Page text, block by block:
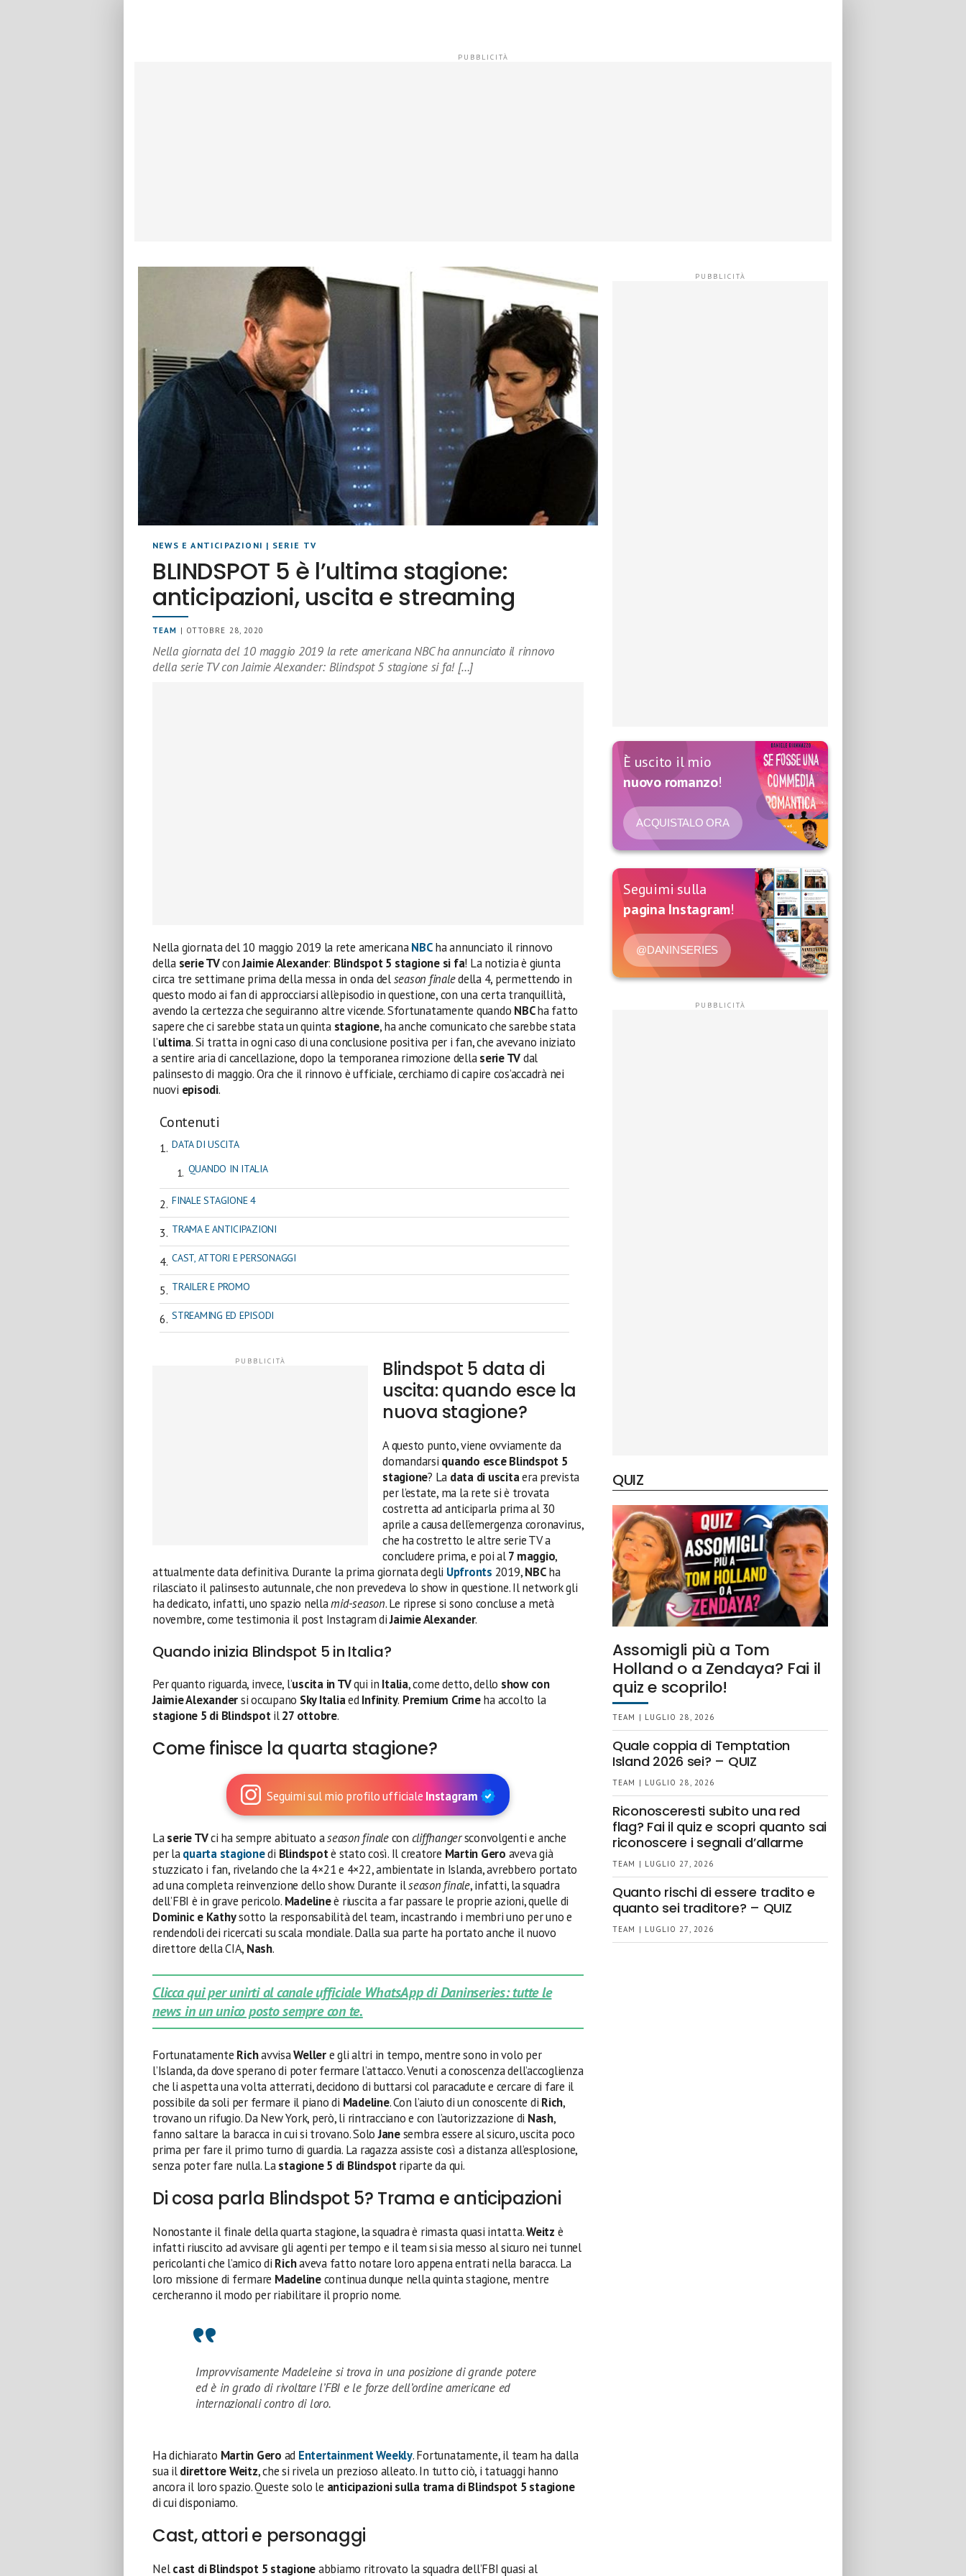
NEWS E ANTICIPAZIONI | SERIE TV
BLINDSPOT 5 è l’ultima stagione:
anticipazioni, uscita e streaming
TEAM | OTTOBRE 28, 2020
Nella giornata del 10 maggio 2019 la rete americana NBC ha annunciato il rinnovo
della serie TV con Jaimie Alexander: Blindspot 5 stagione si fa! […]
Nella giornata del 10 maggio 2019 la rete americanaNBCha annunciato il rinnovo
della serie TVconJaimie Alexander: Blindspot 5 stagione si fa! La notizia è giunta
circa tre settimane prima della messa in onda delseason finaledella 4, permettendo in
questo modo ai fan di approcciarsi all’episodio in questione, con una certa tranquillità,
avendo la certezza che seguiranno altre vicende. Sfortunatamente quando NBCha fatto
sapere che ci sarebbe stata un quinta stagione, ha anche comunicato che sarebbe stata
l’ultima. Si tratta in ogni caso di una conclusione positiva per i fan, che avevano iniziato
a sentire aria di cancellazione, dopo la temporanea rimozione dellaserie TVdal
palinsesto di maggio. Ora che il rinnovo è ufficiale, cerchiamo di capire cos’accadrà nei
nuovi episodi.
Contenuti
DATA DI USCITA
QUANDO IN ITALIA
FINALE STAGIONE 4
TRAMA E ANTICIPAZIONI
CAST, ATTORI E PERSONAGGI
TRAILER E PROMO
STREAMING ED EPISODI
Blindspot 5 data di
uscita: quando esce la
nuova stagione?
A questo punto, viene ovviamente da
domandarsi quando esce Blindspot 5
stagione? La data di uscitaera prevista
per l’estate, ma la rete si è trovata
costretta ad anticiparla prima al 30
aprile a causa dell’emergenza coronavirus,
che ha costretto le altre serie TV a
concludere prima, e poi al7 maggio,
attualmente data definitiva. Durante la prima giornata degli Upfronts 2019,NBCha
rilasciato il palinsesto autunnale, che non prevedeva lo show in questione. Il network gli
ha dedicato, infatti, uno spazio nellamid-season. Le riprese si sono concluse a metà
novembre, come testimonia il post Instagram diJaimie Alexander.
Quando inizia Blindspot 5 in Italia?
Per quanto riguarda, invece, l’uscita in TVqui in Italia, come detto, dello show con
Jaimie Alexandersi occupano Sky ItaliaedInfinity. Premium Crimeha accolto la
stagione 5 di Blindspotil27 ottobre.
Come finisce la quarta stagione?
Seguimi sul mio profilo ufficiale Instagram
Laserie TVci ha sempre abituato aseason finalecon cliffhangersconvolgenti e anche
per laquarta stagionedi Blindspotè stato così. Il creatore Martin Gero aveva già
stuzzicato i fan, rivelando che la 4×21 e 4×22, ambientate in Islanda, avrebbero portato
ad una completa reinvenzione dello show. Durante ilseason finale, infatti, la squadra
dell’FBI è in grave pericolo. Madelineè riuscita a far passare le proprie azioni, quelle di
Dominic e Kathysotto la responsabilità del team, incastrando i membri uno per uno e
rendendoli dei ricercati su scala mondiale. Dalla sua parte ha portato anche il nuovo
direttore della CIA, Nash.
Clicca qui per unirti al canale ufficiale WhatsApp di Daninseries: tutte le
news in un unico posto sempre con te.
Fortunatamente RichavvisaWellere gli altri in tempo, mentre sono in volo per
l’Islanda, da dove sperano di poter fermare l’attacco. Venuti a conoscenza dell’accoglienza
che li aspetta una volta atterrati, decidono di buttarsi col paracadute e cercare di fare il
possibile da soli per fermare il piano di Madeline. Con l’aiuto di un conoscente di Rich,
trovano un rifugio. Da New York, però, li rintracciano e con l’autorizzazione di Nash,
fanno saltare la baracca in cui si trovano. SoloJanesembra essere al sicuro, uscita poco
prima per fare il primo turno di guardia. La ragazza assiste così a distanza all’esplosione,
senza poter fare nulla. Lastagione 5 di Blindspotriparte da qui.
Di cosa parla Blindspot 5? Trama e anticipazioni
Nonostante il finale della quarta stagione, la squadra è rimasta quasi intatta.Weitz è
infatti riuscito ad avvisare gli agenti per tempo e il team si sia messo al sicuro nei tunnel
pericolanti che l’amico di Richaveva fatto notare loro appena entrati nella baracca. La
loro missione di fermare Madelinecontinua dunque nella quinta stagione, mentre
cercheranno il modo per riabilitare il proprio nome.
Improvvisamente Madeleine si trova in una posizione di grande potere
ed è in grado di rivoltare l’FBI e le forze dell’ordine americane ed
internazionali contro di loro.
Ha dichiarato Martin Gero ad Entertainment Weekly. Fortunatamente, il team ha dalla
sua ildirettore Weitz, che si rivela un prezioso alleato. In tutto ciò, i tatuaggi hanno
ancora il loro spazio. Queste solo le anticipazioni sulla trama di Blindspot 5 stagione
di cui disponiamo.
Cast, attori e personaggi
Nelcast di Blindspot 5 stagioneabbiamo ritrovato la squadra dell’FBI quasi al
È uscito il mio
nuovo romanzo!
ACQUISTALO ORA
Seguimi sulla
pagina Instagram!
@DANINSERIES
QUIZ
Assomigli più a Tom
Holland o a Zendaya? Fai il
quiz e scoprilo!
TEAM | LUGLIO 28, 2026
Quale coppia di Temptation
Island 2026 sei? – QUIZ
TEAM | LUGLIO 28, 2026
Riconosceresti subito una red
flag? Fai il quiz e scopri quanto sai
riconoscere i segnali d’allarme
TEAM | LUGLIO 27, 2026
Quanto rischi di essere tradito e
quanto sei traditore? – QUIZ
TEAM | LUGLIO 27, 2026